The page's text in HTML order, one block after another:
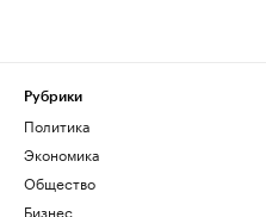
Рубрики
Политика
Экономика
Общество
Бизнес